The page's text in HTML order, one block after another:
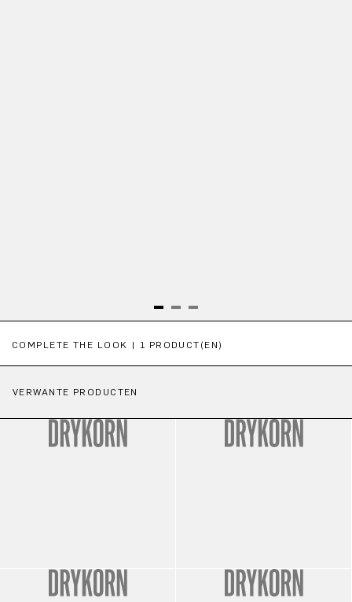
COMPLETE THE LOOK | 1 PRODUCT(EN)
VERWANTE PRODUCTEN